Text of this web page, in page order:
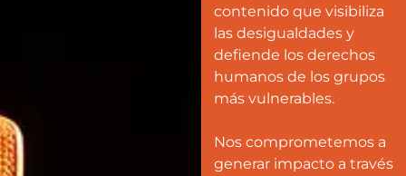
contenido que visibiliza
las desigualdades y
defiende los derechos
humanos de los grupos
más vulnerables.
Nos comprometemos a
generar impacto a través